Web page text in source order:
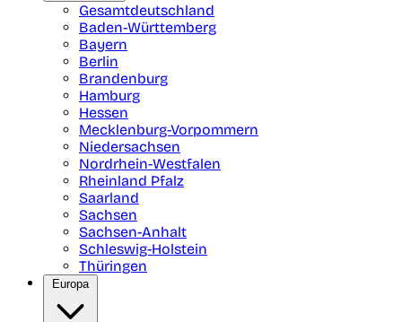
Gesamtdeutschland
Baden-Württemberg
Bayern
Berlin
Brandenburg
Hamburg
Hessen
Mecklenburg-Vorpommern
Niedersachsen
Nordrhein-Westfalen
Rheinland Pfalz
Saarland
Sachsen
Sachsen-Anhalt
Schleswig-Holstein
Thüringen
Europa